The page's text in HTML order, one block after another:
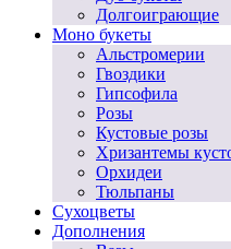
Долгоиграющие
Моно букеты
Альстромерии
Гвоздики
Гипсофила
Розы
Кустовые розы
Хризантемы
Орхидеи
Тюльпаны
Сухоцветы
Дополнения